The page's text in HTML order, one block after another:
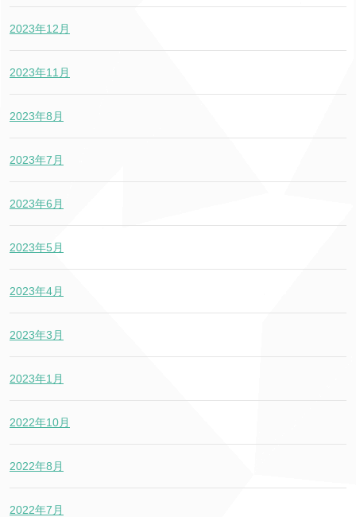
2023年12月
2023年11月
2023年8月
2023年7月
2023年6月
2023年5月
2023年4月
2023年3月
2023年1月
2022年10月
2022年8月
2022年7月